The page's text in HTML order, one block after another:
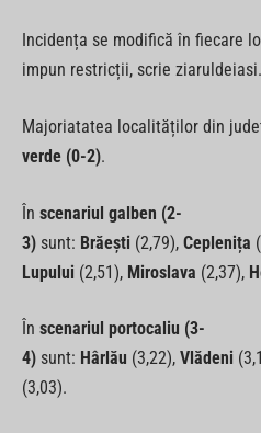
Incidența se modifică în fiecare
impun restricții, scrie
Majoriatatea localităților din
verde (0-2).
În scenariul galben (2-
3) sunt: Brăești (2,79), Ceplenița
Lupului (2,51), Miroslava (2,37),
În scenariul portocaliu (3-
4) sunt: Hârlău (3,22), Vlădeni
(3,03).